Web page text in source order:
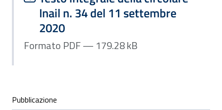
Inail n. 34 del 11 settembre
2020
Formato PDF — 179.28 kB
Condivisione social
Pubblicazione